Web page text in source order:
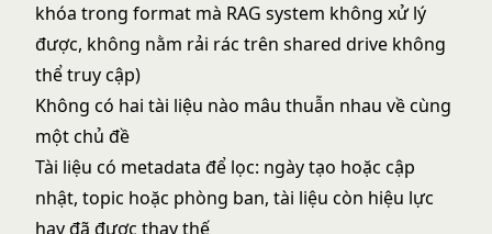
khóa trong format mà RAG system không xử lý
được, không nằm rải rác trên shared drive không
thể truy cập)
Không có hai tài liệu nào mâu thuẫn nhau về cùng
một chủ đề
Tài liệu có metadata để lọc: ngày tạo hoặc cập
nhật, topic hoặc phòng ban, tài liệu còn hiệu lực
hay đã được thay thế